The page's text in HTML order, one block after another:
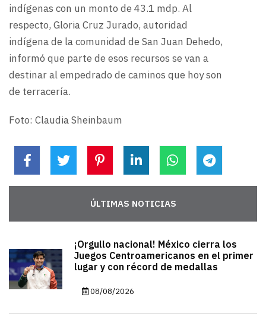
indígenas con un monto de 43.1 mdp. Al
respecto, Gloria Cruz Jurado, autoridad
indígena de la comunidad de San Juan Dehedo,
informó que parte de esos recursos se van a
destinar al empedrado de caminos que hoy son
de terracería.
Foto: Claudia Sheinbaum
ÚLTIMAS NOTICIAS
¡Orgullo nacional! México cierra los
Juegos Centroamericanos en el primer
lugar y con récord de medallas
08/08/2026